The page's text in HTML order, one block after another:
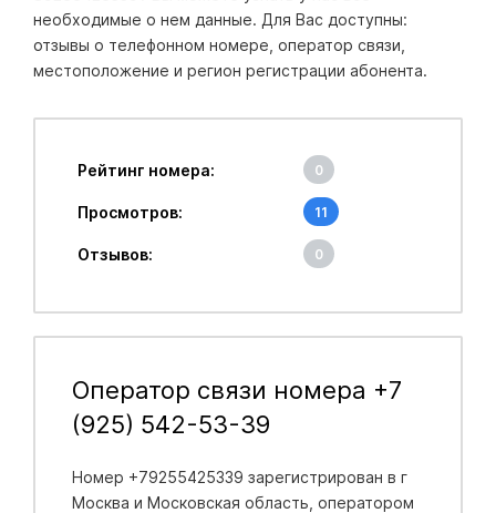
необходимые о нем данные. Для Вас доступны:
отзывы о телефонном номере, оператор связи,
местоположение и регион регистрации абонента.
Рейтинг номера: 0
Просмотров: 11
Отзывов: 0
Оператор связи номера +7
(925) 542-53-39
Номер +79255425339 зарегистрирован в г
Москва и Московская область , оператором